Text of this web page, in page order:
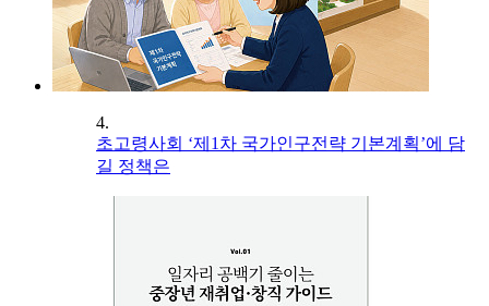
4.
초고령사회 ‘제1차 국가인구전략 기본계획’에 담
길 정책은